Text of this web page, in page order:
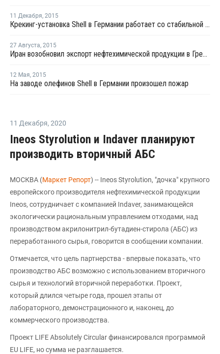
11 Декабря, 2015
Крекинг-установка Shell в Германии работает со стабильной загрузкой мощностей
27 Августа, 2015
Иран возобновил экспорт нефтехимической продукции в Грецию и Германию
12 Мая, 2015
На заводе олефинов Shell в Германии произошел пожар
11 Декабря, 2020
Ineos Styrolution и Indaver планируют
производить вторичный АБС
МОСКВА (Маркет Репорт) -- Ineos Styrolution, "дочка" крупного
европейского производителя нефтехимической продукции
Ineos, сотрудничает с компанией Indaver, занимающейся
экологически рациональным управлением отходами, над
производством акрилонитрил-бутадиен-стирола (AБС) из
переработанного сырья, говорится в сообщении компании.
Отмечается, что цель партнерства - впервые показать, что
производство АБС возможно с использованием вторичного
сырья и технологий вторичной переработки. Проект,
который длился четыре года, прошел этапы от
лабораторного, демонстрационного и, наконец, до
коммерческого производства.
Проект LIFE Absolutely Circular финансировался программой
EU LIFE, но сумма не разглашается.